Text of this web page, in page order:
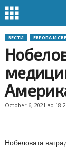
ВЕСТИ ЕВРОПА И
October 6, 2021 во
Нобеловата